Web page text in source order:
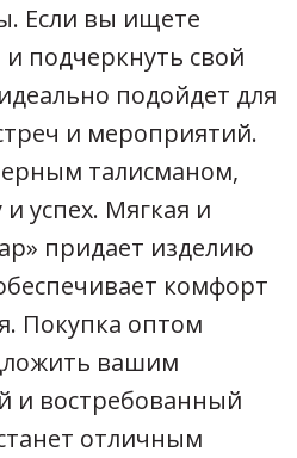
Если вы ищете
подчеркнуть свой
подойдет для
и мероприятий.
талисманом,
успех. Мягкая и
придает изделию
комфорт
Покупка оптом
вашим
и востребованный
отличным